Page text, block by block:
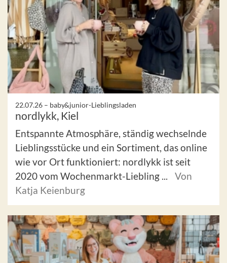
22.07.26 – baby&junior-Lieblingsladen
nordlykk, Kiel
Entspannte Atmosphäre, ständig wechselnde
Lieblingsstücke und ein Sortiment, das online
wie vor Ort funktioniert: nordlykk ist seit
2020 vom Wochenmarkt-Liebling ...
Von
Katja Keienburg